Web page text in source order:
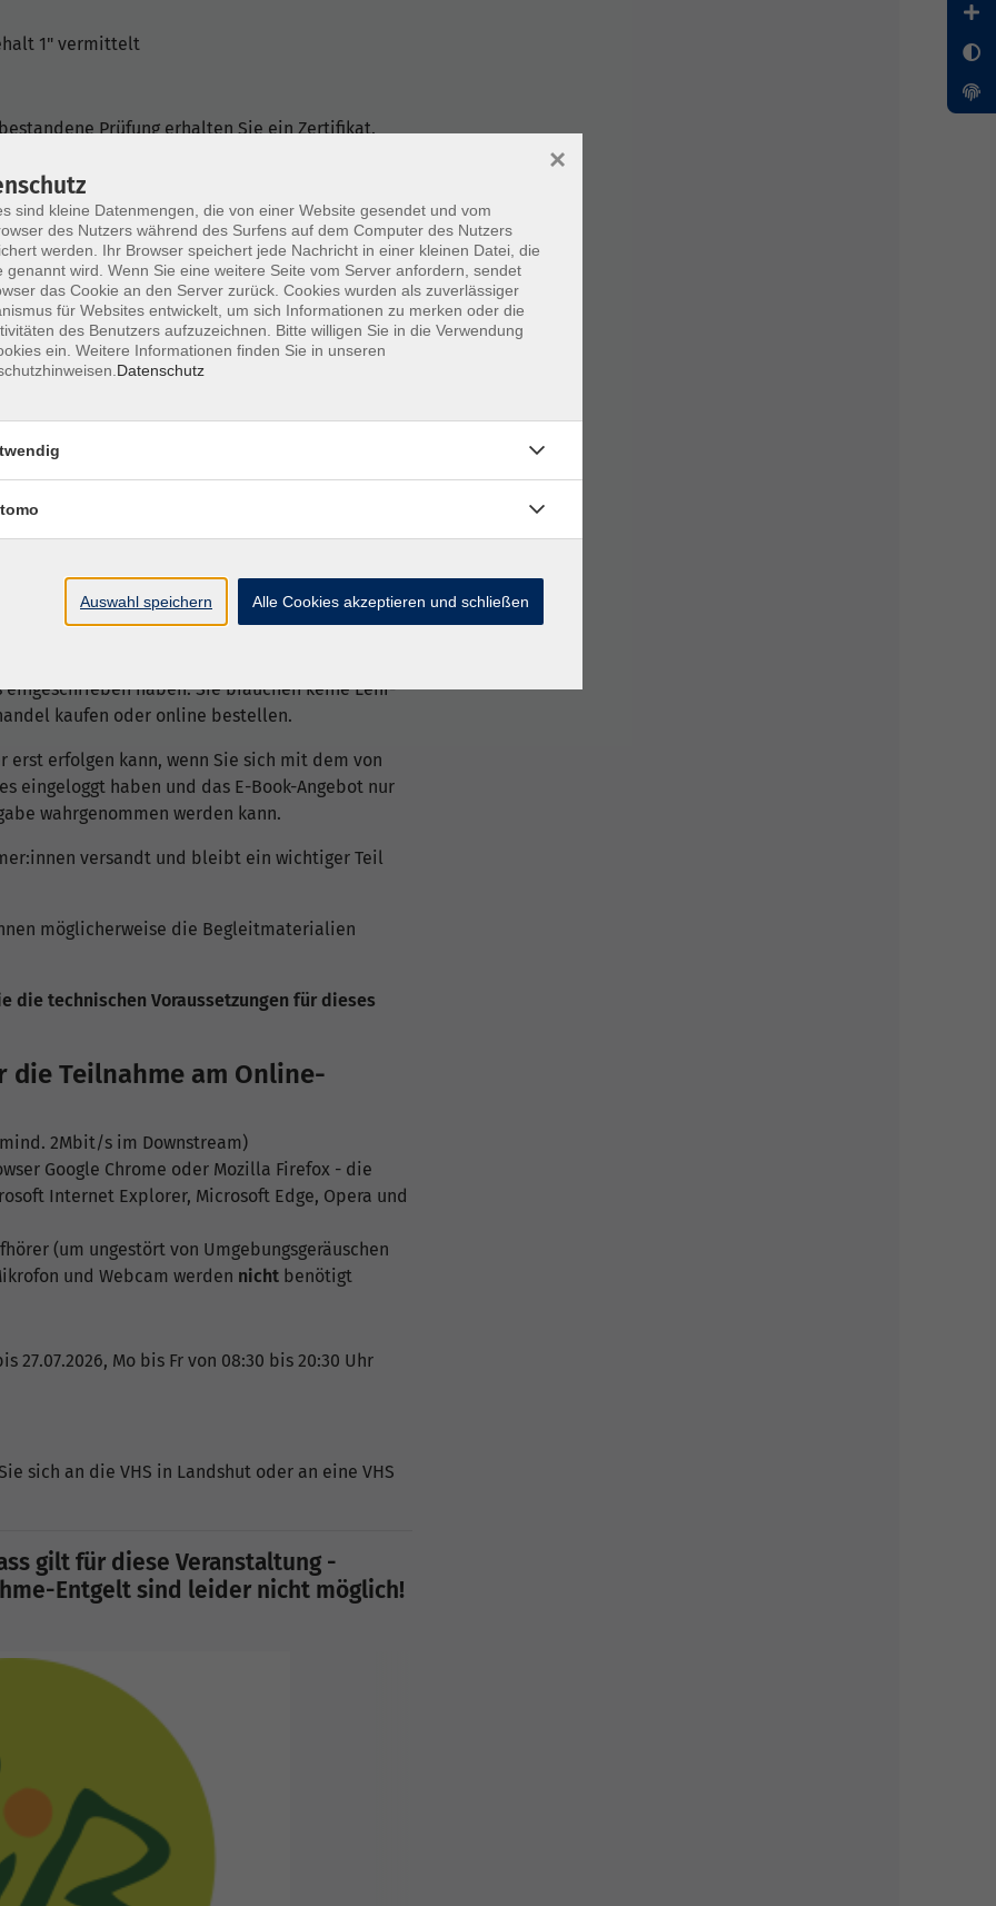
1" vermittelt
Prüfung erhalten Sie ein Zertifikat.
Sie in folgende Xpert
Sie auf der Webseite:http://www.xpert-
prüfungsrelevanten Inhalte enthält der aktuelle
business.eu/lernzielkataloge
auf der Kursplattform die
dort direkt herunterzuladen.
enthalten und werden Ihnen automatisch
haben. Sie brauchen keine Lehr-
kaufen oder online bestellen.
erst erfolgen kann, wenn Sie sich mit dem von
eingeloggt haben und das E-Book-Angebot nur
wahrgenommen werden kann.
versandt und bleibt ein wichtiger Teil
möglicherweise die Begleitmaterialien
die technischen Voraussetzungen für dieses
die Teilnahme am Online-
2Mbit/s im Downstream)
Google Chrome oder Mozilla Firefox - die
Internet Explorer, Microsoft Edge, Opera und
(um ungestört von Umgebungsgeräuschen
und Webcam werden nicht benötigt
27.07.2026, Mo bis Fr von 08:30 bis 20:30 Uhr
sich an die VHS in Landshut oder an eine VHS
gilt für diese Veranstaltung -
Entgelt sind leider nicht möglich!
sind kleine Datenmengen, die von einer Website gesendet und vom
des Nutzers während des Surfens auf dem Computer des Nutzers
werden. Ihr Browser speichert jede Nachricht in einer kleinen Datei, die
genannt wird. Wenn Sie eine weitere Seite vom Server anfordern, sendet
das Cookie an den Server zurück. Cookies wurden als zuverlässiger
für Websites entwickelt, um sich Informationen zu merken oder die
des Benutzers aufzuzeichnen. Bitte willigen Sie in die Verwendung
ein. Weitere Informationen finden Sie in unseren
Datenschutz
×
Auswahl speichern Alle Cookies akzeptieren und schließen